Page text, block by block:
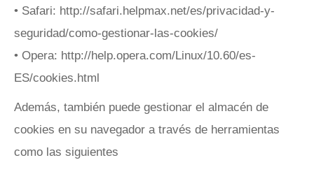
• Safari: http://safari.helpmax.net/es/privacidad-y-
seguridad/como-gestionar-las-cookies/
• Opera: http://help.opera.com/Linux/10.60/es-
ES/cookies.html
Además, también puede gestionar el almacén de
cookies en su navegador a través de herramientas
como las siguientes